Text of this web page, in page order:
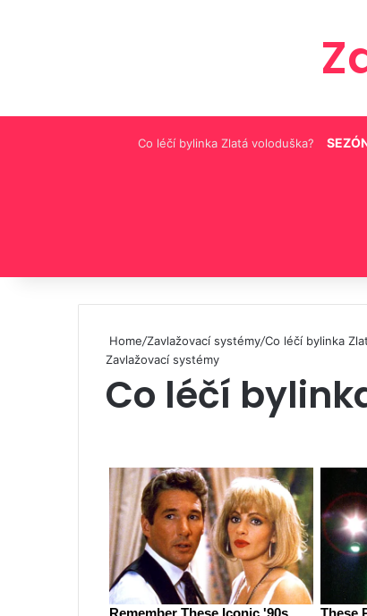
Co léčí bylinka Zlatá voloduška?
Home/Zavlažovací systémy/Co léčí bylinka
Zavlažovací systémy
Co léčí